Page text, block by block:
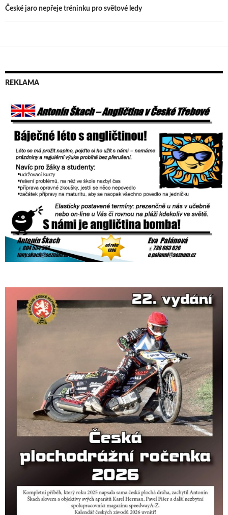
příspěvek
České jaro nepřeje tréninku pro světové ledy
REKLAMA